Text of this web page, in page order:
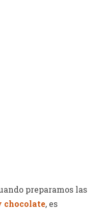
preparamos las
chocolate, es